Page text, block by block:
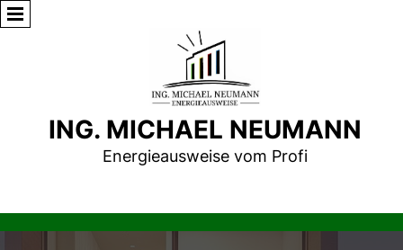
ING. MICHAEL NEUMANN
Energieausweise vom Profi